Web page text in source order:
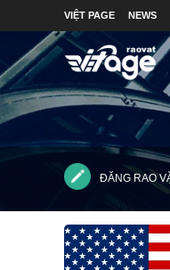
VIỆT PAGE NEWS
ĐĂNG RAO